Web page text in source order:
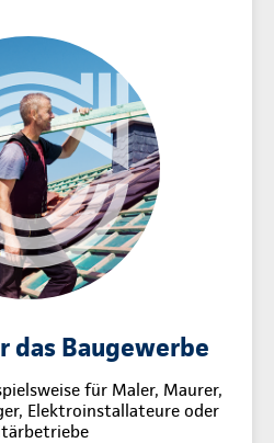
das Baugewerbe
für Maler, Maurer,
Elektroinstallateure oder